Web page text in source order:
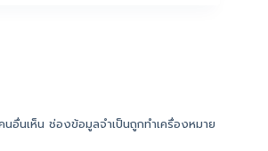
อื่นเห็น ช่องข้อมูลจำเป็นถูกทำเครื่องหมาย